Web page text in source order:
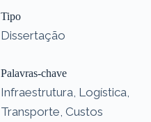
Tipo
Dissertação
Palavras-chave
Infraestrutura, Logística,
Transporte, Custos